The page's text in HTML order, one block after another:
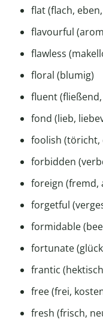
flat (flach,
flavourful
flawless
floral (blumig)
fluent
fond (lieb,
foolish (töricht,
forbidden
foreign (fremd,
forgetful
formidable
fortunate
frantic
free (frei,
fresh (frisch,